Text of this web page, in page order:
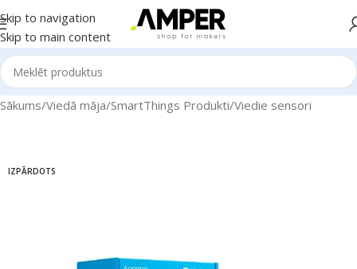
Skip to navigation
Skip to main content
Sākums/Viedā māja/SmartThings Produkti/Viedie sensori
IZPĀRDOTS